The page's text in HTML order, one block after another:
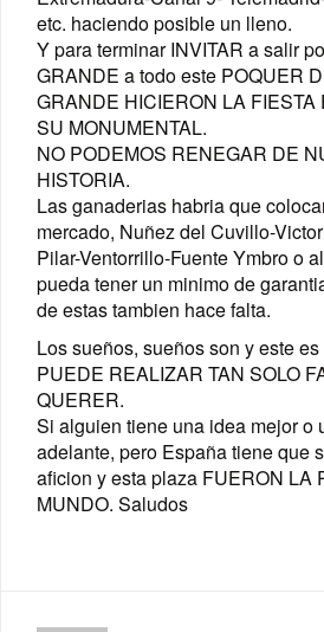
etc. haciendo posible un lleno.
Y para terminar INVITAR a salir
GRANDE a todo este POQUER
GRANDE HICIERON LA FIESTA
SU MONUMENTAL.
NO PODEMOS RENEGAR DE
HISTORIA.
Las ganaderias habria que
mercado, Nuñez del Cuvillo-
Pilar-Ventorrillo-Fuente Ymbro o
pueda tener un minimo de
de estas tambien hace falta.
Los sueños, sueños son y este
PUEDE REALIZAR TAN SOLO
QUERER.
Si alguien tiene una idea mejor o
adelante, pero España tiene que
aficion y esta plaza FUERON LA
MUNDO. Saludos